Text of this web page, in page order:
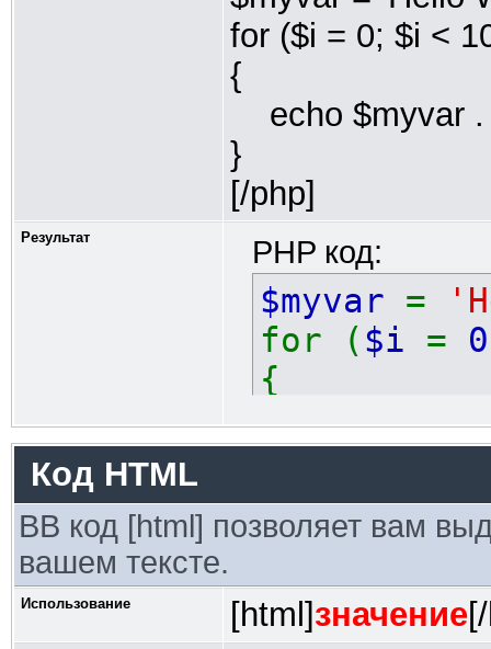
for ($i = 0; $i <
{
echo $myvar .
}
[/php]
Результат PHP код:
$myvar =
for ($i = 0
{
echo
}
Код HTML
BB код [html] позволяет вам
вашем тексте.
Использование [html]значение